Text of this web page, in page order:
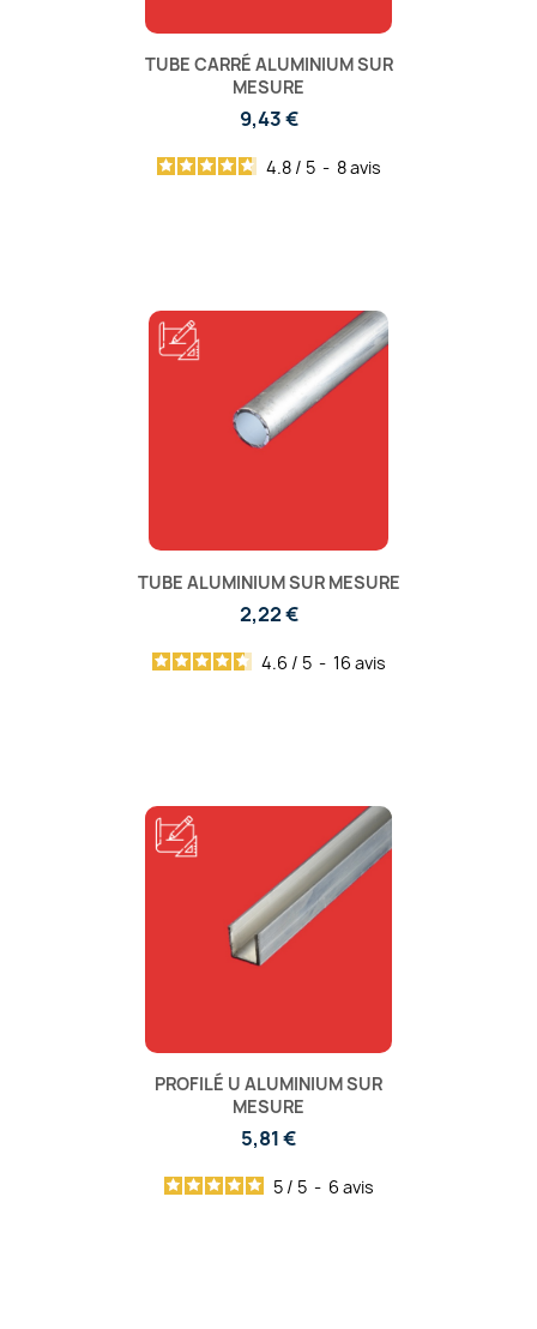
TUBE CARRÉ ALUMINIUM SUR
MESURE
9,43 €
4.8 / 5 - 8avis
TUBE ALUMINIUM SUR MESURE
2,22 €
4.6 / 5 - 16 avis
PROFILÉ U ALUMINIUM SUR
MESURE
5,81 €
5 / 5 - 6 avis